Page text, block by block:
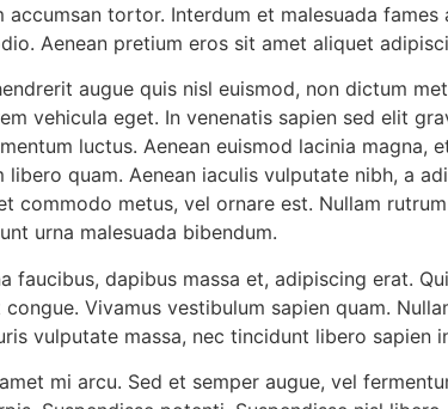
accumsan tortor. Interdum et malesuada
Aenean pretium eros sit amet aliquet
augue quis nisl euismod, non dictum
vehicula eget. In venenatis sapien sed elit
luctus. Aenean euismod lacinia
libero quam. Aenean iaculis vulputate nibh, a
commodo metus, vel ornare est. Nullam
urna malesuada bibendum.
faucibus, dapibus massa et, adipiscing erat.
congue. Vivamus vestibulum sapien quam.
vulputate massa, nec tincidunt libero
mi arcu. Sed et semper augue, vel